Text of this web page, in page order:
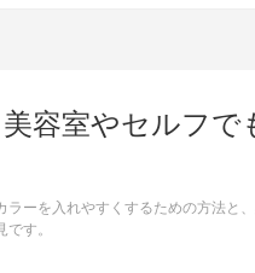
容室やセルフで
ーを入れやすくするための方法と
す。